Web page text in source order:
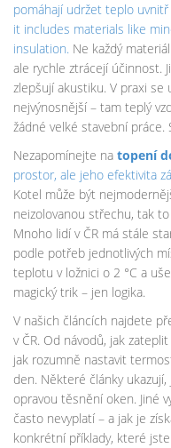
pomáhají udržet teplo
it includes materials like
insulation. Ne každý
ale rychle ztrácejí účinnost.
zlepšují akustiku. V praxi se
nejvýnosnější – tam teplý
žádné velké stavební
Nezapomínejte na topení
prostor, ale jeho efektivita
Kotel může být
neizolovanou střechu, tak
Mnoho lidí v ČR má stále
podle potřeb jednotlivých
teplotu v ložnici o 2 °C a
magický trik – jen logika.
V našich článcích najdete
v ČR. Od návodů, jak
jak rozumně nastavit
den. Některé články
opravou těsnění oken. Jiné
často nevyplatí – a jak je
konkrétní příklady, které